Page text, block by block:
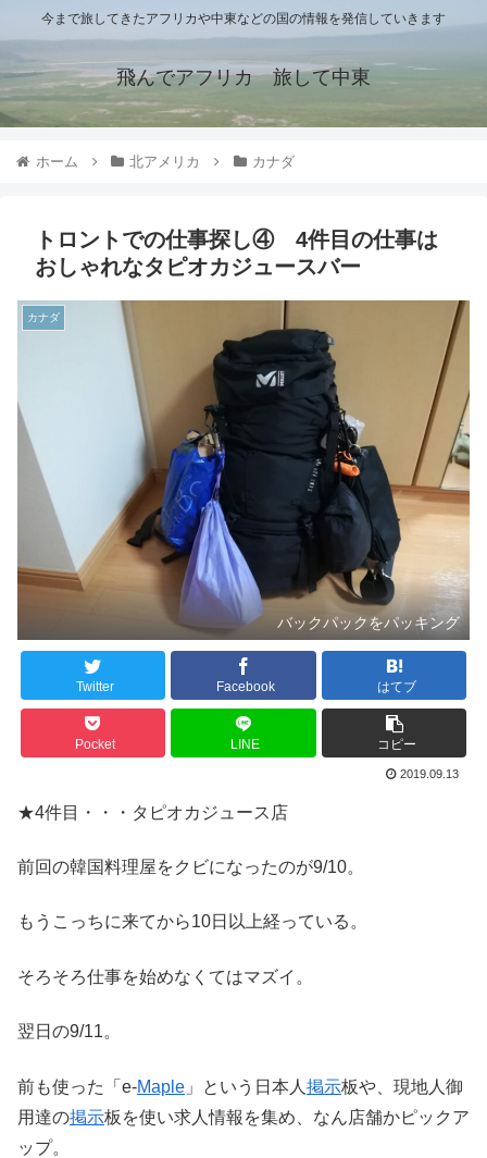
今まで旅してきたアフリカや中東などの国の情報を発信していきます
飛んでアフリカ 旅して中東
ホーム 北アメリカ カナダ
トロントでの仕事探し④ 4件目の仕事は
おしゃれなタピオカジュースバー
カナダ
バックパックをパッキング
Twitter Facebook はてブ
Pocket LINE コピー
2019.09.13
★4件目・・・タピオカジュース店
前回の韓国料理屋をクビになったのが9/10。
もうこっちに来てから10日以上経っている。
そろそろ仕事を始めなくてはマズイ。
翌日の9/11。
前も使った「e-Maple 」という日本人 掲示板や、現地人御
用達の掲示板を使い求人情報を集め、なん店舗かピックア
ップ。